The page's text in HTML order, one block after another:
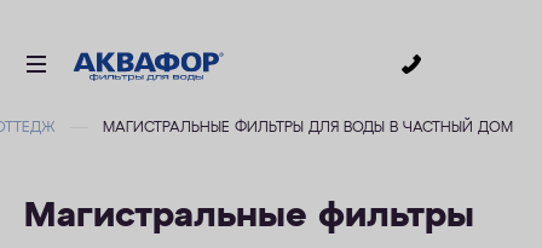
ДЛЯ ВАННОЙ
МАГИСТРАЛЬНЫЕ ФИЛЬТРЫ ДЛЯ ВОДЫ В ЧАСТНЫЙ ДОМ
Магистральные фильтры